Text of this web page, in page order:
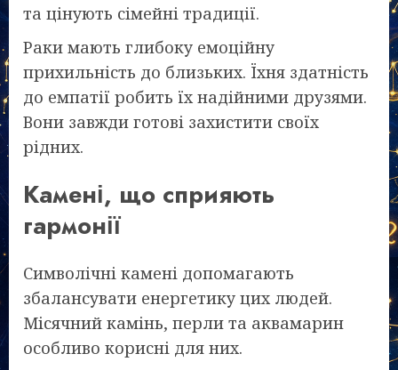
та цінують сімейні традиції.
Раки мають глибоку емоційну
прихильність до близьких. Їхня здатність
до емпатії робить їх надійними друзями.
Вони завжди готові захистити своїх
рідних.
Камені, що сприяють
гармонії
Символічні камені допомагають
збалансувати енергетику цих людей.
Місячний камінь, перли та аквамарин
особливо корисні для них.